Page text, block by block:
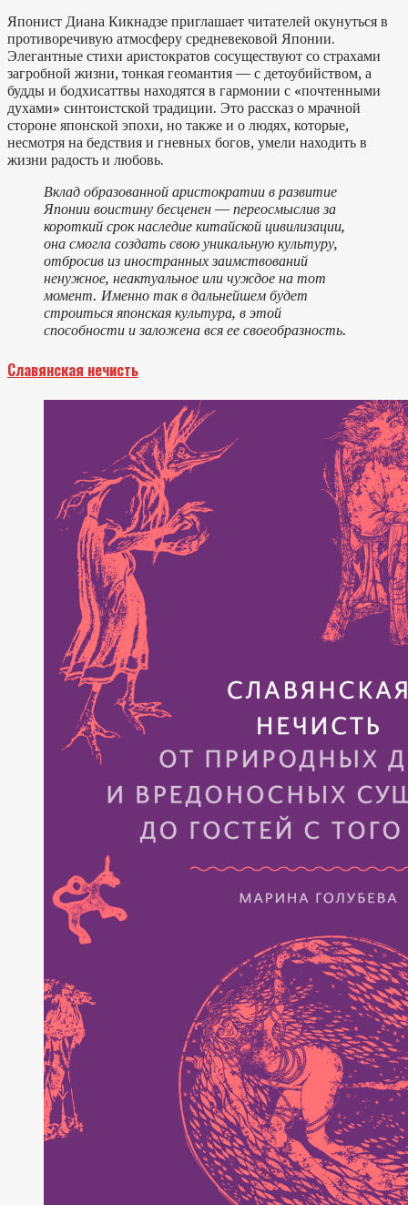
Японист Диана Кикнадзе приглашает читателей окунуться в
противоречивую атмосферу средневековой Японии.
Элегантные стихи аристократов сосуществуют со страхами
загробной жизни, тонкая геомантия — с детоубийством, а
будды и бодхисаттвы находятся в гармонии с «почтенными
духами» синтоистской традиции. Это рассказ о мрачной
стороне японской эпохи, но также и о людях, которые,
несмотря на бедствия и гневных богов, умели находить в
жизни радость и любовь.
Вклад образованной аристократии в развитие
Японии воистину бесценен — переосмыслив за
короткий срок наследие китайской цивилизации,
она смогла создать свою уникальную культуру,
отбросив из иностранных заимствований
ненужное, неактуальное или чуждое на тот
момент. Именно так в дальнейшем будет
строиться японская культура, в этой
способности и заложена вся ее своеобразность.
Славянская нечисть